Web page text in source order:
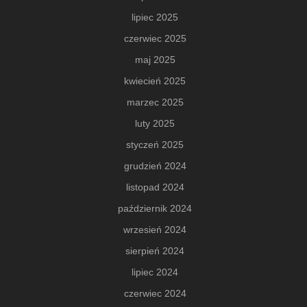
lipiec 2025
czerwiec 2025
maj 2025
kwiecień 2025
marzec 2025
luty 2025
styczeń 2025
grudzień 2024
listopad 2024
październik 2024
wrzesień 2024
sierpień 2024
lipiec 2024
czerwiec 2024